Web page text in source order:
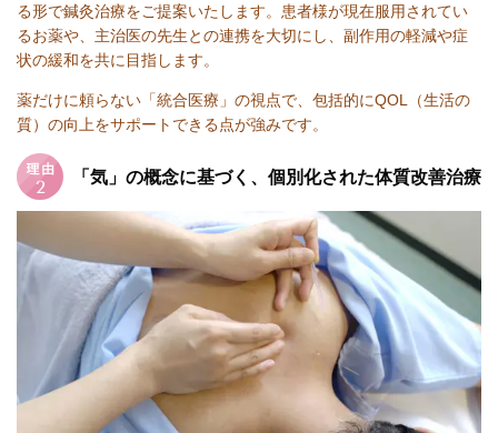
る形で鍼灸治療をご提案いたします。患者様が現在服用されてい
るお薬や、主治医の先生との連携を大切にし、副作用の軽減や症
状の緩和を共に目指します。
薬だけに頼らない「統合医療」の視点で、包括的にQOL（生活の
質）の向上をサポートできる点が強みです。
「気」の概念に基づく、個別化された体質改善治療